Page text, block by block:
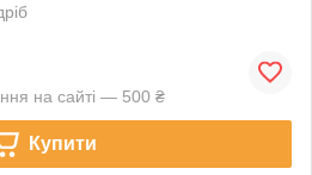
на сайті — 500 ₴
Купити